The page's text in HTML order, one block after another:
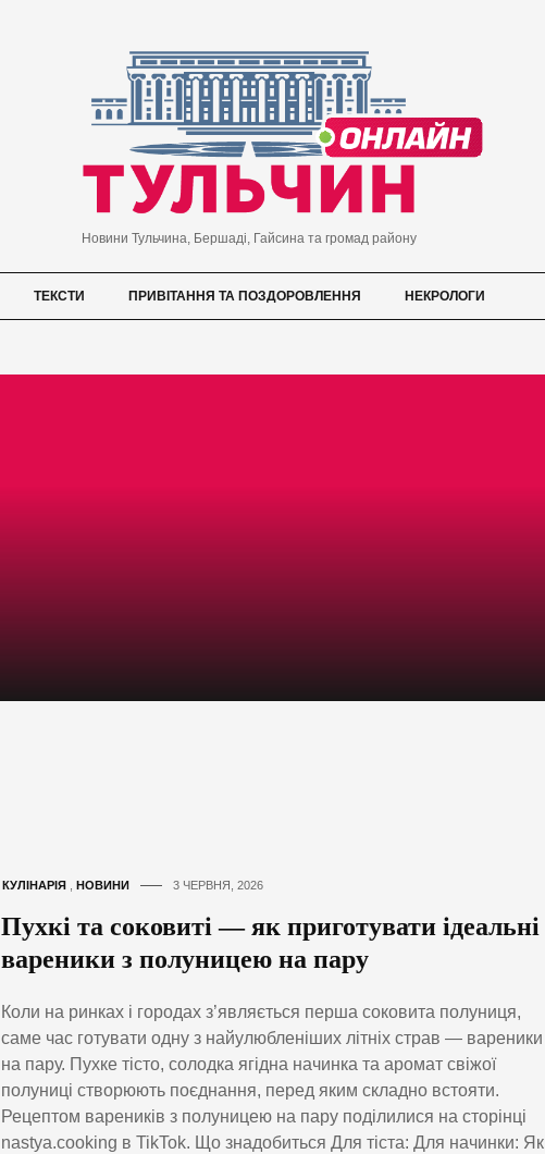
Новини Тульчина, Бершаді, Гайсина та громад району
ТЕКСТИ ПРИВІТАННЯ ТА ПОЗДОРОВЛЕННЯ НЕКРОЛОГИ
КУЛІНАРІЯ , НОВИНИ 3 ЧЕРВНЯ, 2026
Пухкі та соковиті — як приготувати ідеальні
вареники з полуницею на пару
Коли на ринках і городах з’являється перша соковита полуниця,
саме час готувати одну з найулюбленіших літніх страв — вареники
на пару. Пухке тісто, солодка ягідна начинка та аромат свіжої
полуниці створюють поєднання, перед яким складно встояти.
Рецептом вареників з полуницею на пару поділилися на сторінці
nastya.cooking в TikTok. Що знадобиться Для тіста: Для начинки: Як